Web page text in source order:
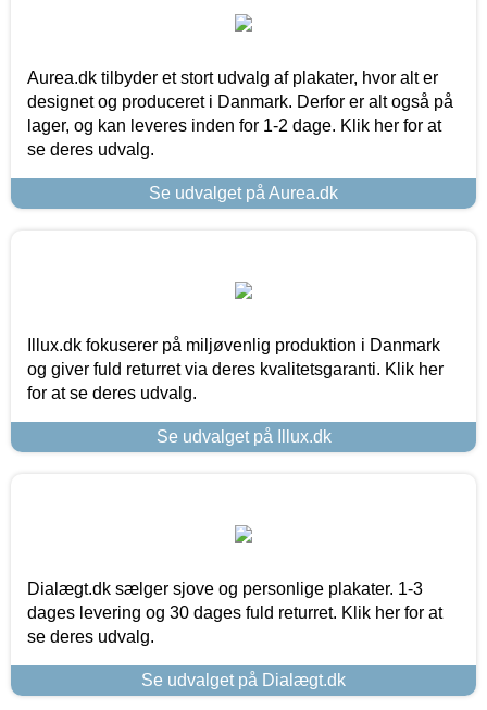
Aurea.dk tilbyder et stort udvalg af plakater, hvor alt er
designet og produceret i Danmark. Derfor er alt også på
lager, og kan leveres inden for 1-2 dage. Klik her for at
se deres udvalg.
Se udvalget på Aurea.dk
Illux.dk fokuserer på miljøvenlig produktion i Danmark
og giver fuld returret via deres kvalitetsgaranti. Klik her
for at se deres udvalg.
Se udvalget på Illux.dk
Dialægt.dk sælger sjove og personlige plakater. 1-3
dages levering og 30 dages fuld returret. Klik her for at
se deres udvalg.
Se udvalget på Dialægt.dk